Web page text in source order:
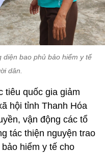
bao phủ bảo hiểm y tế
dân.
tiêu quốc gia giảm
hội tỉnh Thanh Hóa
vận động các tổ
tác thiện nguyện trao
hiểm y tế cho